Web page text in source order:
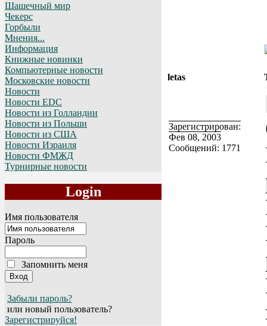
Шашечный мир
Чекерс
Горбыли
Мнения...
Информация
Книжные новинки
Компьютерные новости
Московские новости
Новости
Новости EDC
Новости из Голландии
Новости из Польши
Новости из США
Новости Израиля
Новости ФМЖД
Турнирные новости
Login
Имя пользователя
Пароль
Запомнить меня
Забыли пароль?
или новый пользователь?
Зарегистрируйся!
letas
Зарегистрирован:
Фев 08, 2003
Сообщений: 1771